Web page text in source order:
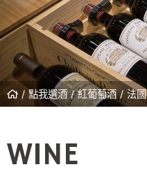
點我選酒 紅葡萄酒 法國
WINE